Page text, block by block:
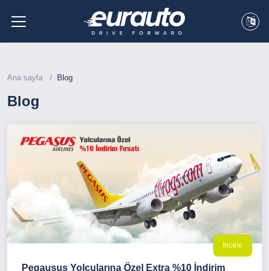
Ana sayfa Blog
Blog
İncele
Pegausus Yolcularına Özel Extra %10 İndirim